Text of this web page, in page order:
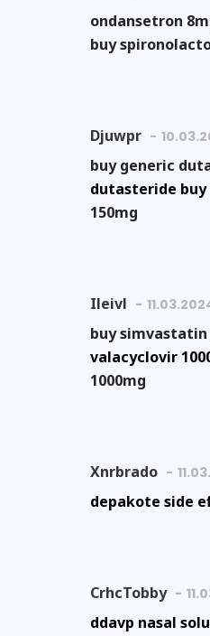
ondansetron
buy
Djuwpr
buy generic
dutasteride buy
150mg
Ileivl
buy
valacyclovir
1000mg
Xnrbrado
depakote side
CrhcTobby
ddavp nasal